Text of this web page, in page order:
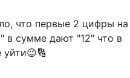
что первые 2 цифры на
в сумме дают "12" что в